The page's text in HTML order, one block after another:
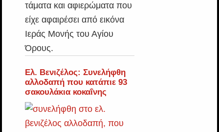
τάματα και αφιερώματα που
είχε αφαιρέσει από εικόνα
Ιεράς Μονής του Αγίου
Όρους.
Ελ. Βενιζέλος: Συνελήφθη
αλλοδαπή που κατάπιε 93
σακουλάκια κοκαΐνης